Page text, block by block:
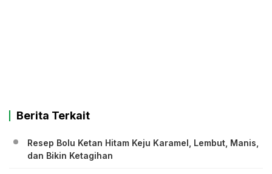
Berita Terkait
Resep Bolu Ketan Hitam Keju Karamel, Lembut, Manis,
dan Bikin Ketagihan